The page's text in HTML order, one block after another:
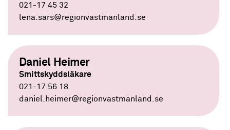
021-17 45 32
lena.sars@regionvastmanland.se
Daniel Heimer
Smittskyddsläkare
021-17 56 18
daniel.heimer@regionvastmanland.se